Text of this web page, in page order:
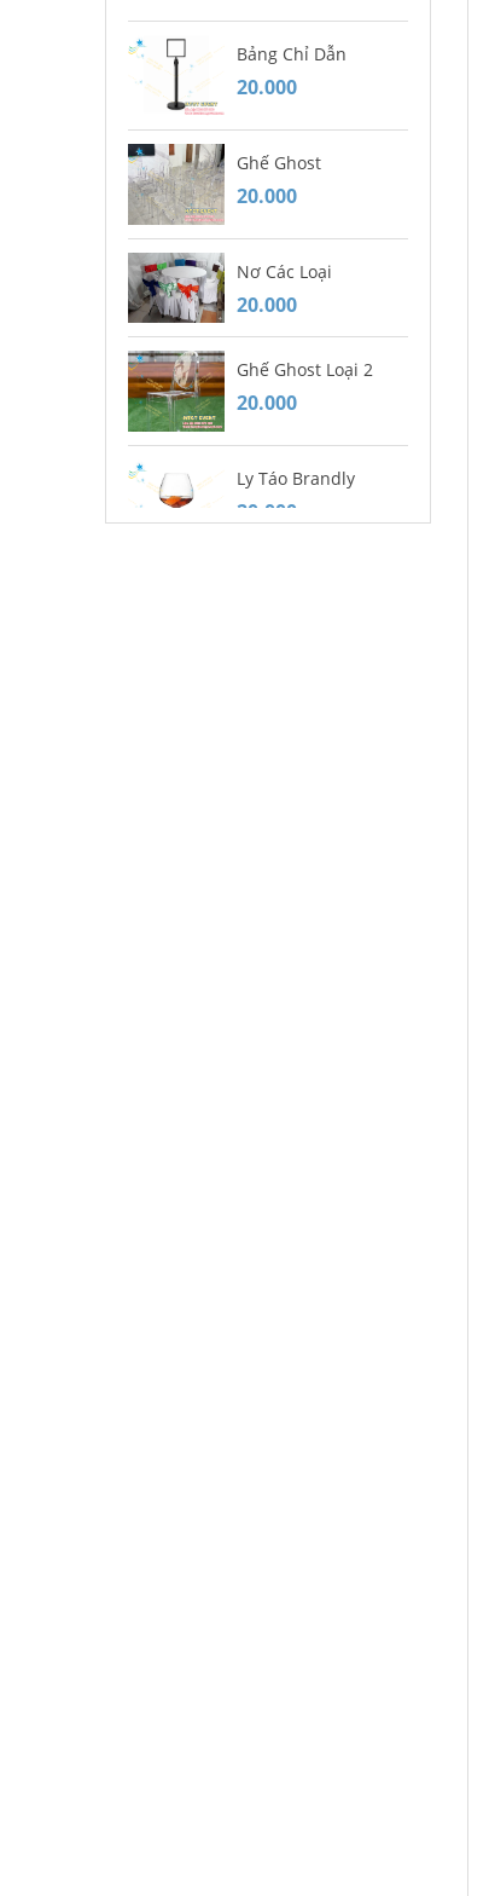
Bảng Chỉ Dẫn
20.000
Ghế Ghost
20.000
Nơ Các Loại
20.000
Ghế Ghost Loại 2
20.000
Ly Táo Brandly
20.000